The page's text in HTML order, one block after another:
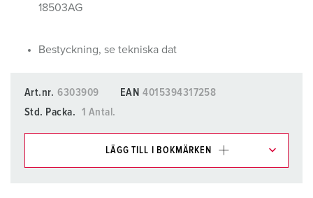
18503AG
Bestyckning, se tekniska dat
Art.nr. 6303909 EAN 4015394317258
Std. Packa.
1 Antal.
LÄGG TILL I BOKMÄRKEN